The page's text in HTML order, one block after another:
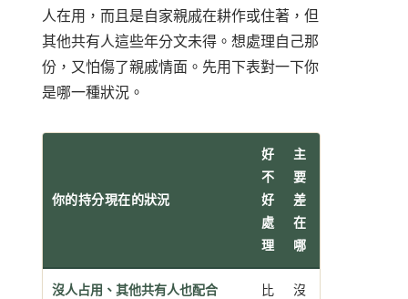
人在用，而且是自家親戚在耕作或住著，但
其他共有人這些年分文未得。想處理自己那
份，又怕傷了親戚情面。先用下表對一下你
是哪一種狀況。
你的持分現在的狀況
好
不
好
處
理
主
要
差
在
哪
沒人占用、其他共有人也配合
比
沒